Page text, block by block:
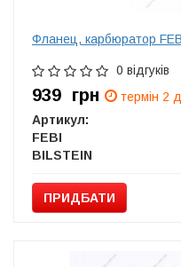
Фланец, карбюратор
0 відгуків
939 грн
термін 2
Артикул:
FEBI
BILSTEIN
ПРИДБАТИ